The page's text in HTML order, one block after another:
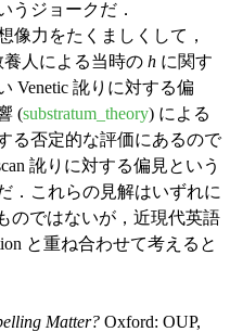
うジョークだ．
像力をたくましくして，
養人による当時の h に関す
Venetic 訛りに対する偏
(substratum_theory) による
る否定的な評価にあるので
訛りに対する偏見という
．これらの見解はいずれに
のではないが，近現代英語
と重ね合わせて考えると
Matter? Oxford: OUP,